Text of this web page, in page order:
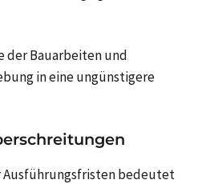
der Bauarbeiten und
in eine ungünstigere
Ausführungsfristen bedeutet